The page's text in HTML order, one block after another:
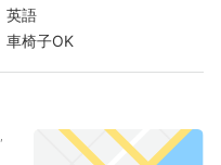
英語
車椅子OK